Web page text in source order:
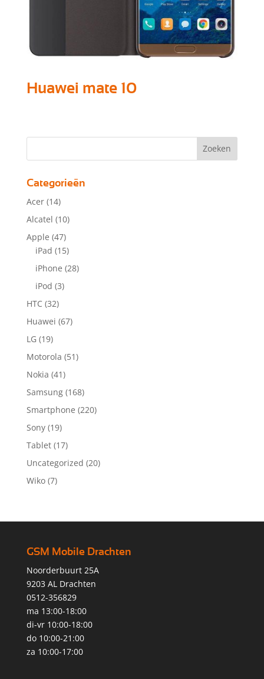
Huawei mate 10
Categorieën
Acer (14)
Alcatel (10)
Apple (47)
iPad (15)
iPhone (28)
iPod (3)
HTC (32)
Huawei (67)
LG (19)
Motorola (51)
Nokia (41)
Samsung (168)
Smartphone (220)
Sony (19)
Tablet (17)
Uncategorized (20)
Wiko (7)
GSM Mobile Drachten
Noorderbuurt 25A
9203 AL Drachten
0512-356829
ma 13:00-18:00
di-vr 10:00-18:00
do 10:00-21:00
za 10:00-17:00